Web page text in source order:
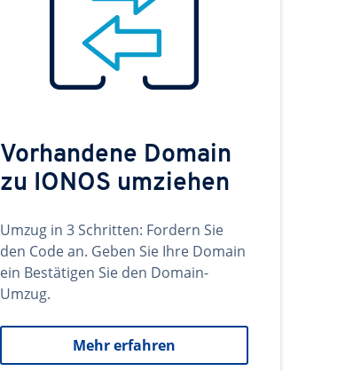
Vorhandene Domain
zu IONOS umziehen
Umzug in 3 Schritten: Fordern Sie
den Code an. Geben Sie Ihre Domain
ein Bestätigen Sie den Domain-
Umzug.
Mehr erfahren